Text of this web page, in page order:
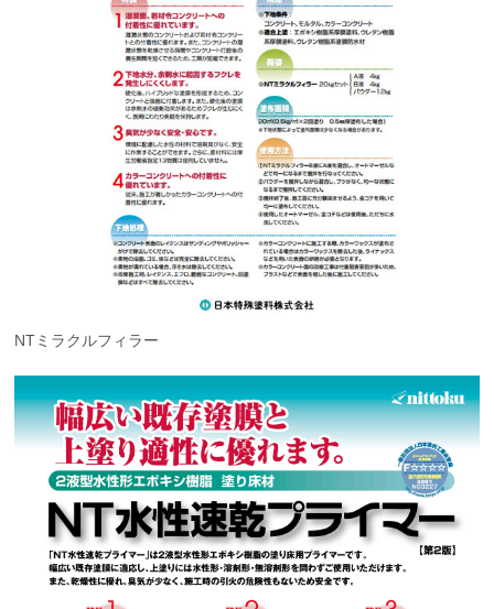
NTミラクルフィラー